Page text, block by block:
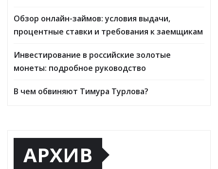
Обзор онлайн-займов: условия выдачи,
процентные ставки и требования к заемщикам
Инвестирование в российские золотые
монеты: подробное руководство
В чем обвиняют Тимура Турлова?
АРХИВ